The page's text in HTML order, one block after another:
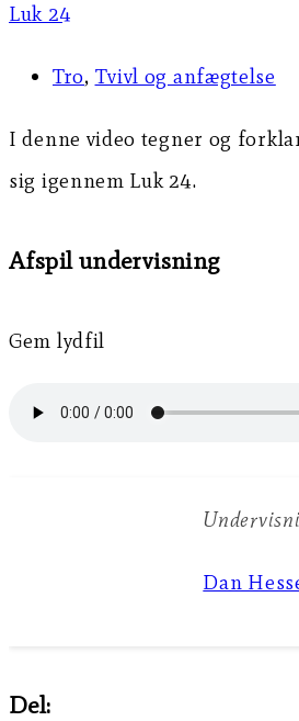
Luk 24
Tro, Tvivl og anfægtelse
I denne video tegner og
sig igennem Luk 24.
Afspil undervisning
Gem lydfil
Dan
Del: